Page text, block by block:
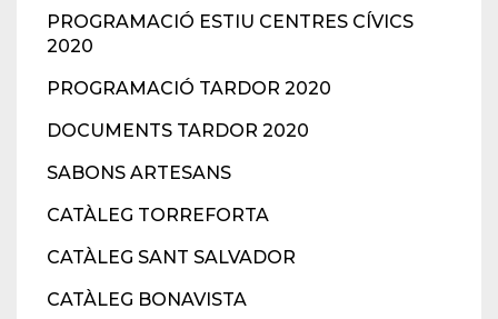
PROGRAMACIÓ ESTIU CENTRES CÍVICS
2020
PROGRAMACIÓ TARDOR 2020
DOCUMENTS TARDOR 2020
SABONS ARTESANS
CATÀLEG TORREFORTA
CATÀLEG SANT SALVADOR
CATÀLEG BONAVISTA